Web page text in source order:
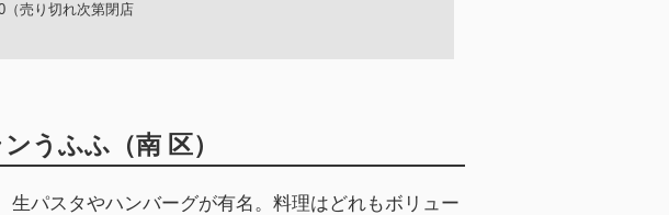
売り切れ次第閉店
うふふ（南 区）
生パスタやハンバーグが有名。料理はどれもボリュー